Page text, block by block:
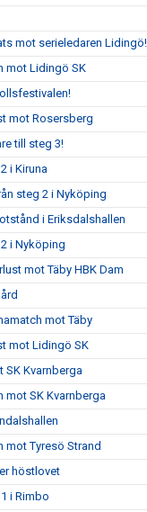
mot serieledaren Lidingö!
mot Lidingö SK
mot Rosersberg
till steg 3!
i Kiruna
steg 2 i Nyköping
i Eriksdalshallen
i Nyköping
mot Täby HBK Dam
mot Täby
mot Lidingö SK
SK Kvarnberga
mot SK Kvarnberga
mot Tyresö Strand
höstlovet
i Rimbo